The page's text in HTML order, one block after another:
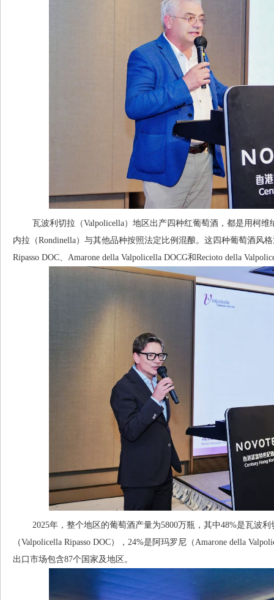
瓦波利切拉（Valpolicella）地区出产四种红葡萄酒，都是用柯维
内拉（Rondinella）与其他品种按照法定比例混酿。这四种葡萄酒风
Ripasso DOC、Amarone della Valpolicella DOCG和Recioto della
2025年，整个地区的葡萄酒产量为5800万瓶，其中48%是瓦波利
（Valpolicella Ripasso DOC），24%是阿玛罗尼（Amarone della
出口市场包含87个国家及地区。